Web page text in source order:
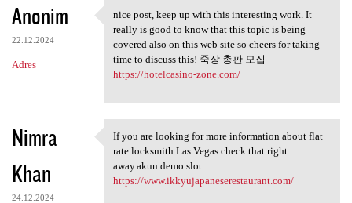
Anonim
22.12.2024
Adres
nice post, keep up with this
nice post, keep up with this interesting work. It
really is good to know that this topic is being
covered also on this web site so cheers for taking
time to discuss this! 죽장 총판 모집
https://hotelcasino-zone.com/
Nimra
Khan
24.12.2024
If you are looking for more
If you are looking for more information about flat
rate locksmith Las Vegas check that right
away.akun demo slot
https://www.ikkyujapaneserestaurant.com/